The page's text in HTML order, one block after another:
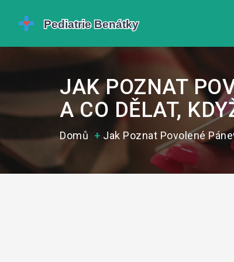
JAK POZNAT
A CO DĚLAT,
Domů Jak Poznat Povolené